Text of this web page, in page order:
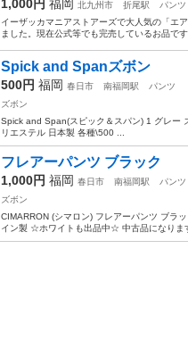
1,000円 福岡 北九州市 折尾駅
パンツ
イーザッカマニアストアーズで大人気の「エ
ました。現在公式等でも完売しているお品で
Spick and Spanズボン
500円 福岡 春日市 南福岡駅
パンツ
ズボン
Spick and Span(スピック＆スパン) 1 グレ
リエステル 日本製 各種\500 ...
フレアーパンツ ブラック
1,000円 福岡 春日市 南福岡駅
パンツ
ズボン
CIMARRON (シマロン) フレアーパンツ ブラ
イン製 ☆ホワイトも出品中☆ 中古品になりま